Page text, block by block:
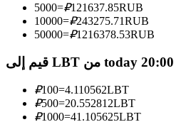
نسخ التداول
انضم إلى أفضل المتداولين
5000=₽121637.85RUB
10000=₽243275.71RUB
50000=₽1216378.53RUB
قيم إلى LBT من today 20:00
₽100=4.110562LBT
₽500=20.552812LBT
₽1000=41.105625LBT